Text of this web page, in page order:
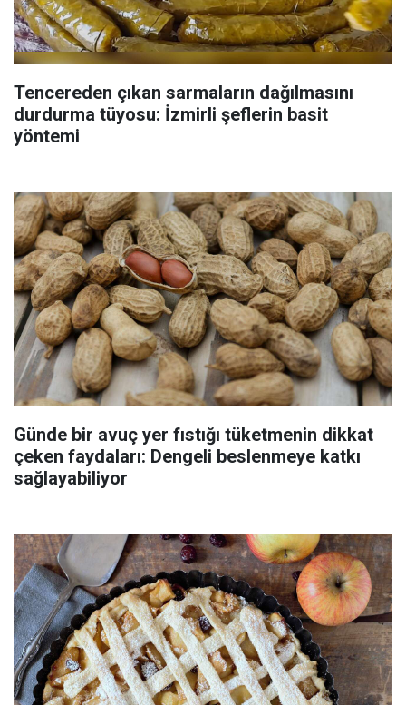
Tencereden çıkan sarmaların dağılmasını
durdurma tüyosu: İzmirli şeflerin basit
yöntemi
Günde bir avuç yer fıstığı tüketmenin dikkat
çeken faydaları: Dengeli beslenmeye katkı
sağlayabiliyor